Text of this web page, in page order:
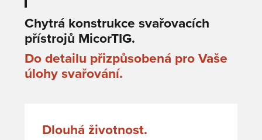
Chytrá konstrukce svařovacích
přístrojů MicorTIG.
Do detailu přizpůsobená pro Vaše
úlohy svařování.
Dlouhá životnost.